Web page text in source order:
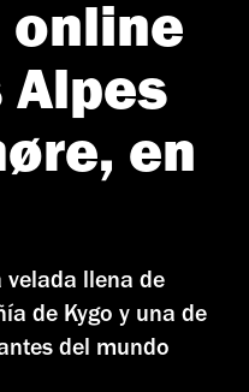
online
Alpes
en
velada llena de
de Kygo y una de
del mundo